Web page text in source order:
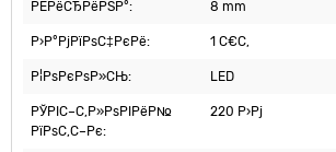
РЁРёСЂРёРЅР°: 8 mm
Р›Р°РјРїРѕС‡РєРё: 1 С€С‚
Р¦РѕРєРѕР»СЊ: LED
РЎРІС–С‚Р»РѕРІРёР№
РїРѕС‚С–Рє:
220 Р›Рј